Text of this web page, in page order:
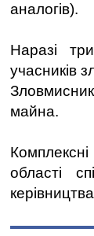
аналогів).
Наразі
учасників
майна.
області